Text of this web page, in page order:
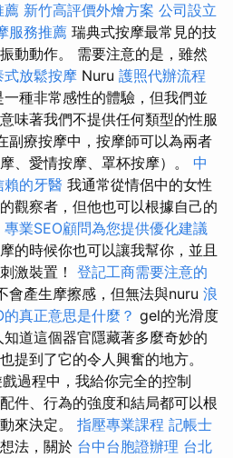
薦 新竹高評價外燴方案 公司設立
服務推薦 瑞典式按摩最常見的技
動動作。 需要注意的是，雖然
式放鬆按摩 Nuru 護照代辦流程
一種非常感性的體驗，但我們並
味著我們不提供任何類型的性服
副療按摩中，按摩師可以為兩者
、愛情按摩、罩杯按摩）。 中
賴的牙醫 我通常從情侶中的女性
觀察者，但他也可以根據自己的
專業SEO顧問為您提供優化建議
的時候你也可以讓我幫你，並且
激裝置！ 登記工商需要注意的
會產生摩擦感，但無法與nuru 浪
的真正意思是什麼？ gel的光滑度
道這個器官隱藏著多麼奇妙的
提到了它的令人興奮的地方。
過程中，我給你完全的控制
件、行為的強度和結局都可以根
來決定。 指壓專業課程 記帳士
法，關於 台中台胞證辦理 台北